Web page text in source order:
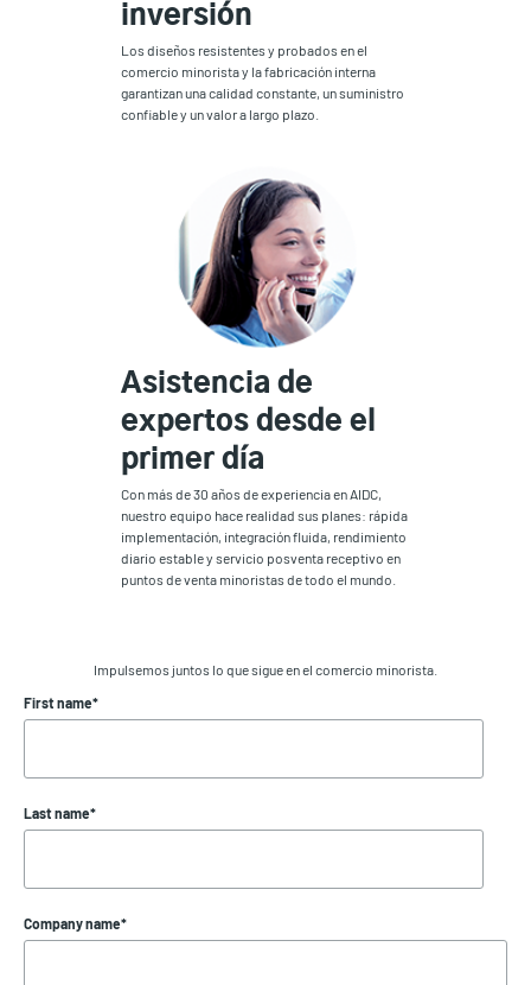
inversión
Los diseños resistentes y probados en el
comercio minorista y la fabricación interna
garantizan una calidad constante, un suministro
confiable y un valor a largo plazo.
Asistencia de
expertos desde el
primer día
Con más de 30 años de experiencia en AIDC,
nuestro equipo hace realidad sus planes: rápida
implementación, integración fluida, rendimiento
diario estable y servicio posventa receptivo en
puntos de venta minoristas de todo el mundo.
Impulsemos juntos lo que sigue en el comercio minorista.
First name*
Last name*
Company name*